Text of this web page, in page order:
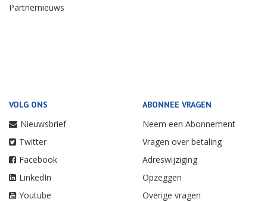
Partnernieuws
VOLG ONS
Nieuwsbrief
Twitter
Facebook
LinkedIn
Youtube
ABONNEE VRAGEN
Neem een Abonnement
Vragen over betaling
Adreswijziging
Opzeggen
Overige vragen